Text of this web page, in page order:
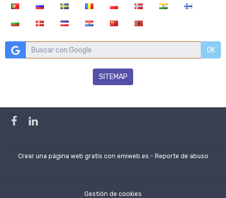
OK
SITEMAP
Crear una página web gratis con emiweb.es - Reporte de abuso
Gestión de cookies